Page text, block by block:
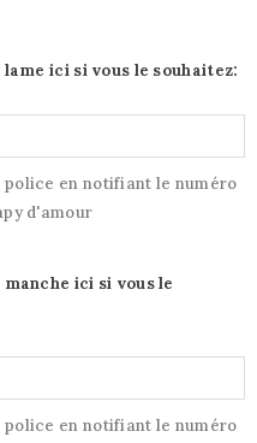
ici si vous le souhaitez:
police en notifiant le numéro
d'amour
ici si vous le
police en notifiant le numéro